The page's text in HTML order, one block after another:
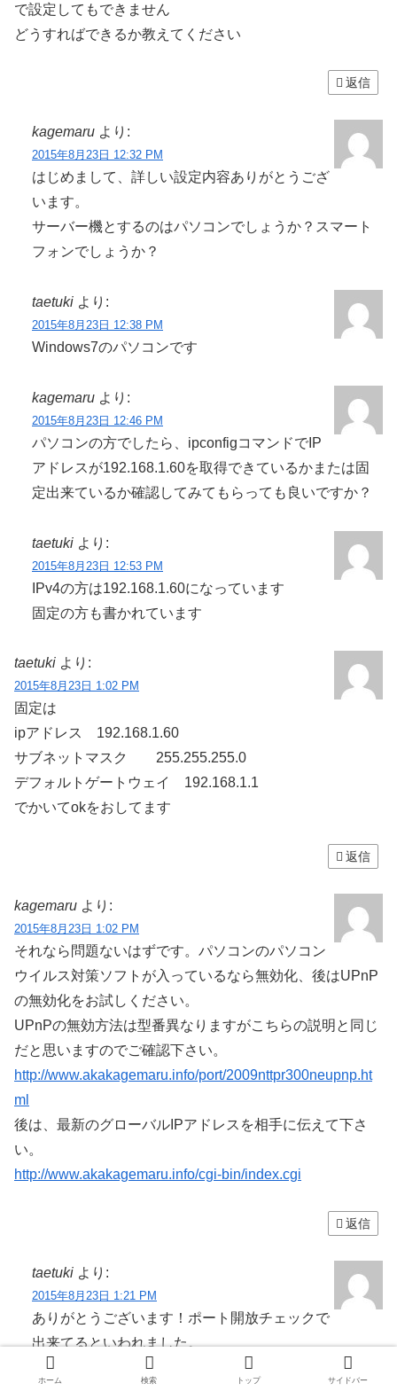
で設定してもできません
どうすればできるか教えてください
返信
kagemaru より:
2015年8月23日 12:32 PM
はじめまして、詳しい設定内容ありがとうござ
います。
サーバー機とするのはパソコンでしょうか？スマート
フォンでしょうか？
taetuki より:
2015年8月23日 12:38 PM
Windows7のパソコンです
kagemaru より:
2015年8月23日 12:46 PM
パソコンの方でしたら、ipconfigコマンドでIP
アドレスが192.168.1.60を取得できているかまたは固
定出来ているか確認してみてもらっても良いですか？
taetuki より:
2015年8月23日 12:53 PM
IPv4の方は192.168.1.60になっています
固定の方も書かれています
taetuki より:
2015年8月23日 1:02 PM
固定は
ipアドレス 192.168.1.60
サブネットマスク 255.255.255.0
デフォルトゲートウェイ 192.168.1.1
でかいてokをおしてます
返信
kagemaru より:
2015年8月23日 1:02 PM
それなら問題ないはずです。パソコンのパソコン
ウイルス対策ソフトが入っているなら無効化、後はUPnP
の無効化をお試しください。
UPnPの無効方法は型番異なりますがこちらの説明と同じ
だと思いますのでご確認下さい。
http://www.akakagemaru.info/port/2009nttpr300neupnp.ht
ml
後は、最新のグローバルIPアドレスを相手に伝えて下さ
い。
http://www.akakagemaru.info/cgi-bin/index.cgi
返信
taetuki より:
2015年8月23日 1:21 PM
ありがとうございます！ポート開放チェックで
出来てるといわれました。
出来なかった原因はUPnPの無効化をしてませんでした
ホーム 検索 トップ サイドバー